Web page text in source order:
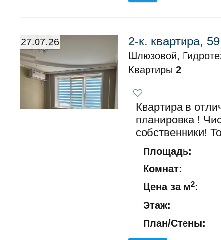
27.07.26 2-к. квартира,
Шлюзовой,
Квартиры 2
Квартира в
планировка !
собственники!
Площадь:
Комнат:
Цена за м2:
Этаж:
План/Стены: